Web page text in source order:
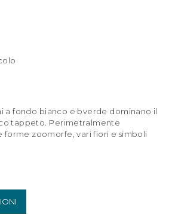
a fondo bianco e bverde dominano il
tappeto. Perimetralmente
forme zoomorfe, vari fiori e simboli